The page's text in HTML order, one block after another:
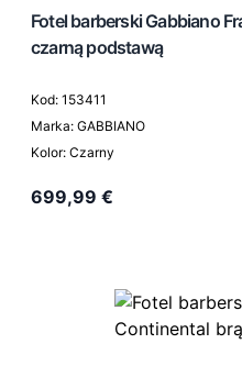
Fotel barberski Gabbiano
czarną podstawą
Kod: 153411
Marka: GABBIANO
Kolor: Czarny
699,99 €